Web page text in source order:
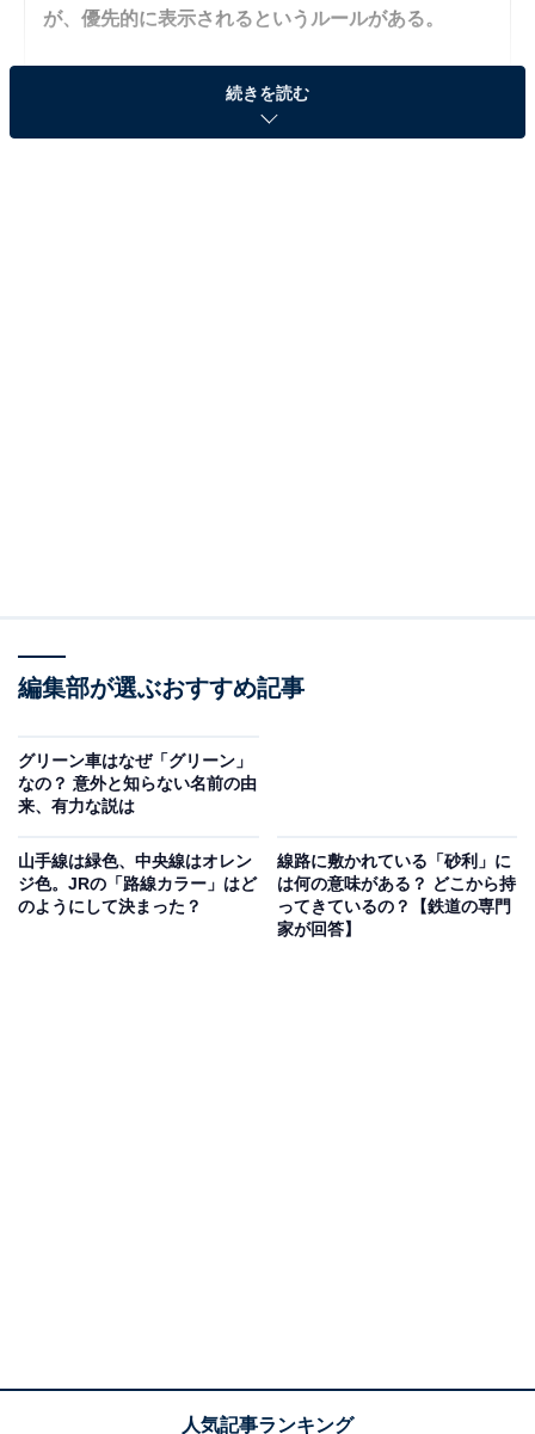
が、優先的に表示されるというルールがある。
実際に大手町駅で確かめてみる
.改札口が1番近い路線が左側に表示される
口に出る。ここから近い地下鉄乗り場は東京メトロ東西
線の大手町駅だ。地下をとことこ歩いて行くと地下鉄乗
大手町駅は東京メトロ4線および都営三田線が交わって
いる。その地点から1番近いのは東西線乗り場、続いて
続きを読む
編集部が選ぶおすすめ記事
グリーン車はなぜ「グリーン」
なの？ 意外と知らない名前の由
来、有力な説は
山手線は緑色、中央線はオレン
ジ色。JRの「路線カラー」はど
のようにして決まった？
線路に敷かれている「砂利」に
は何の意味がある？ どこから持
ってきているの？【鉄道の専門
家が回答】